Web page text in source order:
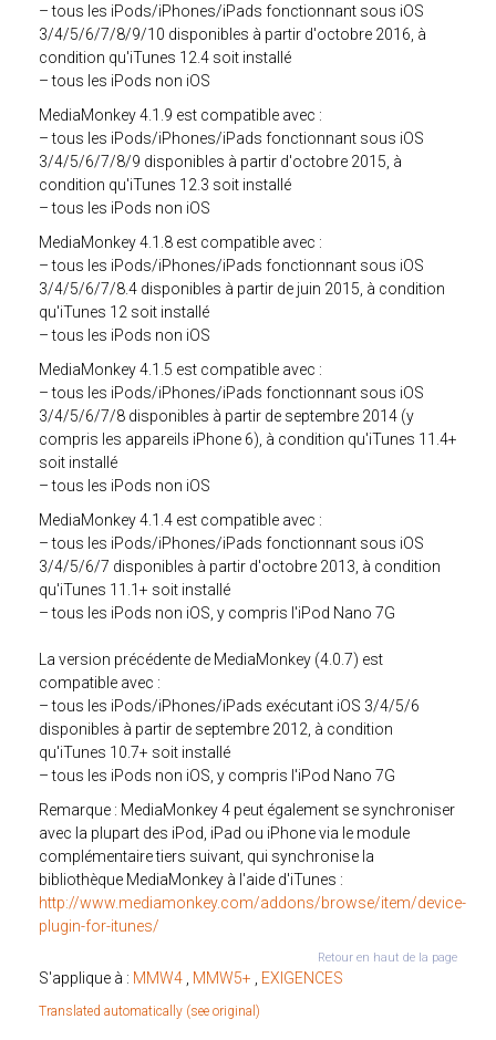
– tous les iPods/iPhones/iPads fonctionnant sous iOS
3/4/5/6/7/8/9/10 disponibles à partir d'octobre 2016, à
condition qu'iTunes 12.4 soit installé
– tous les iPods non iOS
MediaMonkey 4.1.9 est compatible avec :
– tous les iPods/iPhones/iPads fonctionnant sous iOS
3/4/5/6/7/8/9 disponibles à partir d'octobre 2015, à
condition qu'iTunes 12.3 soit installé
– tous les iPods non iOS
MediaMonkey 4.1.8 est compatible avec :
– tous les iPods/iPhones/iPads fonctionnant sous iOS
3/4/5/6/7/8.4 disponibles à partir de juin 2015, à condition
qu'iTunes 12 soit installé
– tous les iPods non iOS
MediaMonkey 4.1.5 est compatible avec :
– tous les iPods/iPhones/iPads fonctionnant sous iOS
3/4/5/6/7/8 disponibles à partir de septembre 2014 (y
compris les appareils iPhone 6), à condition qu'iTunes 11.4+
soit installé
– tous les iPods non iOS
MediaMonkey 4.1.4 est compatible avec :
– tous les iPods/iPhones/iPads fonctionnant sous iOS
3/4/5/6/7 disponibles à partir d'octobre 2013, à condition
qu'iTunes 11.1+ soit installé
– tous les iPods non iOS, y compris l'iPod Nano 7G
La version précédente de MediaMonkey (4.0.7) est
compatible avec :
– tous les iPods/iPhones/iPads exécutant iOS 3/4/5/6
disponibles à partir de septembre 2012, à condition
qu'iTunes 10.7+ soit installé
– tous les iPods non iOS, y compris l'iPod Nano 7G
Remarque : MediaMonkey 4 peut également se synchroniser
avec la plupart des iPod, iPad ou iPhone via le module
complémentaire tiers suivant, qui synchronise la
bibliothèque MediaMonkey à l'aide d'iTunes :
http://www.mediamonkey.com/addons/browse/item/device-
plugin-for-itunes/
Retour en haut de la page
S'applique à : MMW4 MMW5+ EXIGENCES
Translated automatically (see original)